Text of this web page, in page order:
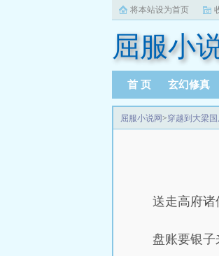
将本站设为首页
屈服小
首 页 玄幻修真
屈服小说网>穿越到大梁
送走高府诸
盘账要银子